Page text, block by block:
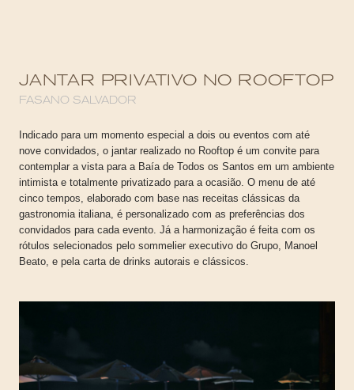
JANTAR PRIVATIVO NO ROOFTOP
FASANO SALVADOR
Indicado para um momento especial a dois ou eventos com até
nove convidados, o jantar realizado no Rooftop é um convite para
contemplar a vista para a Baía de Todos os Santos em um ambiente
intimista e totalmente privatizado para a ocasião. O menu de até
cinco tempos, elaborado com base nas receitas clássicas da
gastronomia italiana, é personalizado com as preferências dos
convidados para cada evento. Já a harmonização é feita com os
rótulos selecionados pelo sommelier executivo do Grupo, Manoel
Beato, e pela carta de drinks autorais e clássicos.